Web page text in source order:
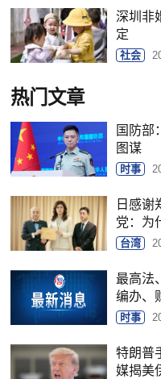
深圳非
定
社会
热门文章
国防部
图谋
时事
日感谢
党：为
台湾
最高法
编办、
时事
特朗普
媒揭美